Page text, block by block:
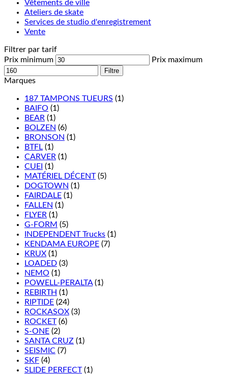
Vêtements de ville
Ateliers de skate
Services de studio d'enregistrement
Vente
Filtrer par tarif
Prix minimum
Prix maximum
Filtre
Marques
187 TAMPONS TUEURS (1)
BAIFO (1)
BEAR (1)
BOLZEN (6)
BRONSON (1)
BTFL (1)
CARVER (1)
CUEI (1)
MATÉRIEL DÉCENT (5)
DOGTOWN (1)
FAIRDALE (1)
FALLEN (1)
FLYER (1)
G-FORM (5)
INDEPENDENT Trucks (1)
KENDAMA EUROPE (7)
KRUX (1)
LOADED (3)
NEMO (1)
POWELL-PERALTA (1)
REBIRTH (1)
RIPTIDE (24)
ROCKASOX (3)
ROCKET (6)
S-ONE (2)
SANTA CRUZ (1)
SEISMIC (7)
SKF (4)
SLIDE PERFECT (1)